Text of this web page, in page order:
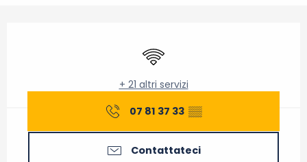
Wi-Fi
+ 21 altri servizi
07 81 37 33 ▒▒
Contattateci